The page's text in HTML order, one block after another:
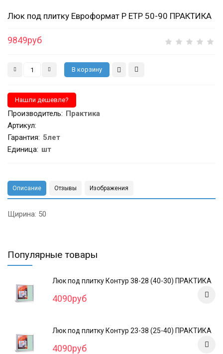
Люк под плитку Евроформат Р ЕТР 50-90 ПРАКТИКА
9849руб
Производитель: Практика
Артикул:
Гарантия: 5лет
Единица: шт
Описание Отзывы Изображения
Щирина: 50
Популярные товары
Люк под плитку Контур 38-28 (40-30) ПРАКТИКА
4090руб
Люк под плитку Контур 23-38 (25-40) ПРАКТИКА
4090руб